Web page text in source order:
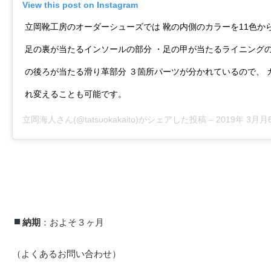
View this post on Instagram
立岡靴工房のオーダーシューズでは 靴の内側のカラーを11色か
足の裏が当たるインソールの部分 ・足の甲が当たるライニング
の後ろが当たる滑り革部分 ３箇所パーツが分かれているので、
れ変えることも可能です。
立岡海人 さん(@tatsuokakaito)がシェアした投稿 – 2019年 3月月6
納期 ：およそ３ヶ月
（よくあるお問い合わせ）